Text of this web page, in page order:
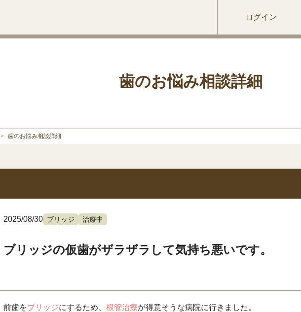
ログイン
歯のお悩み相談詳細
> 歯のお悩み相談詳細
2025/08/30 ブリッジ 治療中
ブリッジの仮歯がザラザラして気持ち悪いです。
前歯をブリッジにするため、 根管治療が得意そうな病院に行きました。